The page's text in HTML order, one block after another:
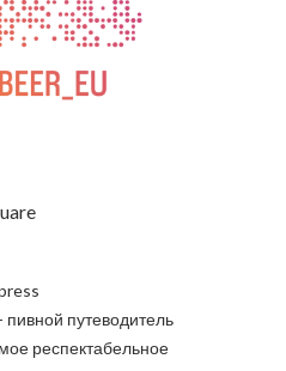
путеводитель
респектабельное